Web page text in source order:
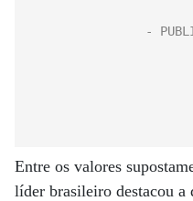
Entre os valores
líder brasileiro destacou a